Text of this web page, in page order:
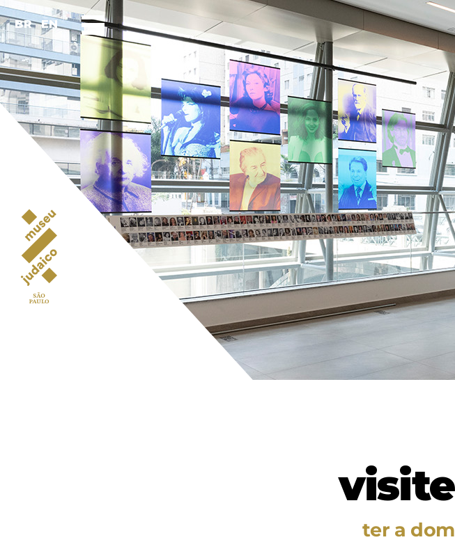
BR EN
visite
ter a dom